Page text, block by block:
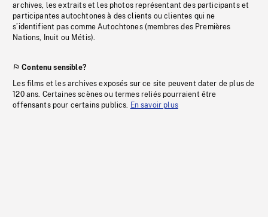
archives, les extraits et les photos représentant des participants et
participantes autochtones à des clients ou clientes qui ne
s’identifient pas comme Autochtones (membres des Premières
Nations, Inuit ou Métis).
Contenu sensible?
Les films et les archives exposés sur ce site peuvent dater de plus de
120 ans. Certaines scènes ou termes reliés pourraient être
offensants pour certains publics. En savoir plus